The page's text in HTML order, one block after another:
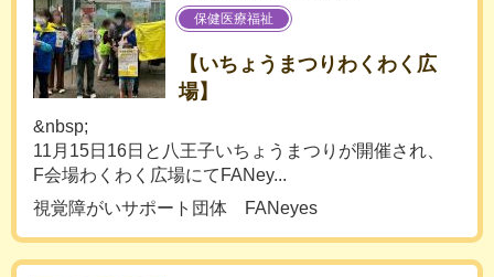
保健医療福祉
【いちょうまつりわくわく広
場】
&nbsp;
11月15日16日と八王子いちょうまつりが開催され、
F会場わくわく広場にてFANey...
視覚障がいサポート団体 FANeyes